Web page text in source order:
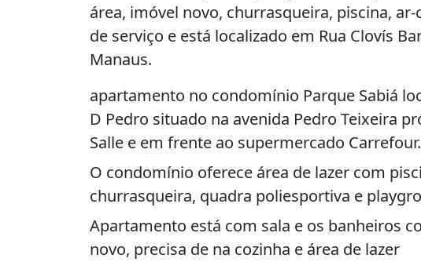
área, imóvel novo, churrasqueira, piscina,
de serviço e está localizado em Rua Clovís
Manaus.
apartamento no condomínio Parque Sabiá
D Pedro situado na avenida Pedro Teixeira
Salle e em frente ao supermercado Carrefour.
O condomínio oferece área de lazer com
churrasqueira, quadra poliesportiva e
Apartamento está com sala e os banheiros
novo, precisa de na cozinha e área de lazer